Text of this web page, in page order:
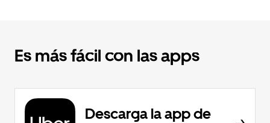
Es más fácil con las apps
Descarga la app de